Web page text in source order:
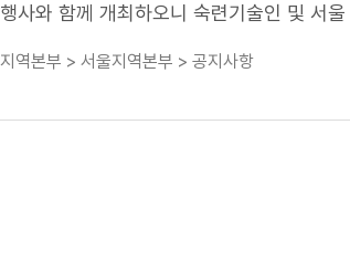
행사와 함께 개최하오니 숙련기술인 및 서
수(https://meister.hrdkorea.or.kr)자세한
지역본부 > 서울지역본부 > 공지사항